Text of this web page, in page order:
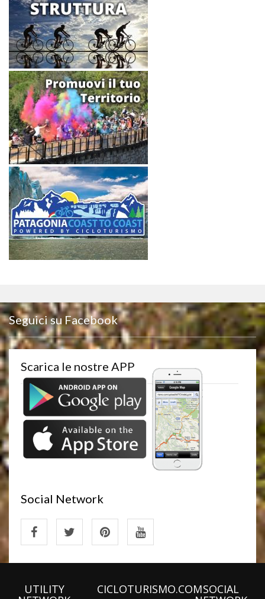
Seguici su Facebook
Scarica le nostre APP
Social Network
UTILITY CICLOTURISMO.COMSOCIAL